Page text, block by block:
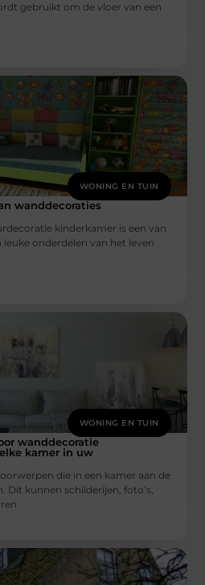
gebruikt om de vloer van een
WONING EN TUIN
wanddecoraties
kinderkamer is een van
onderdelen van het leven
WONING EN TUIN
wanddecoratie
kamer in uw
die in een kamer aan de
Dit kunnen schilderijen, foto’s,